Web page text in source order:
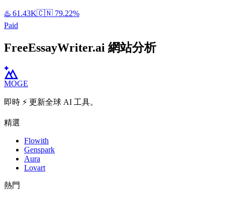
♨️ 61.43K🇨🇳 79.22%
Paid
FreeEssayWriter.ai 網站分析
MOGE
即時 ⚡️ 更新全球 AI 工具。
精選
Flowith
Genspark
Aura
Lovart
熱門